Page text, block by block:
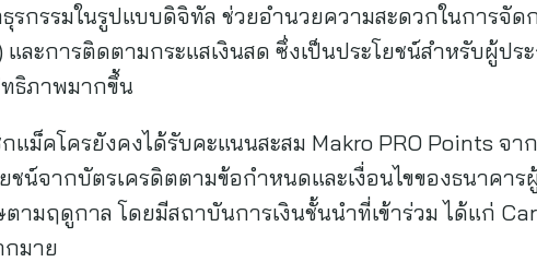
รกรรมในรูปแบบดิจิทัล ช่วยอำนวยความสะดวกในการจัด
และการติดตามกระแสเงินสด ซึ่งเป็นประโยชน์สำหรับผู้ป
ธิภาพมากขึ้น
แม็คโครยังคงได้รับคะแนนสะสม Makro PRO Points จ
ชน์จากบัตรเครดิตตามข้อกำหนดและเงื่อนไขของธนาคา
ามฤดูกาล โดยมีสถาบันการเงินชั้นนำที่เข้าร่วม ได้แก่
มาย